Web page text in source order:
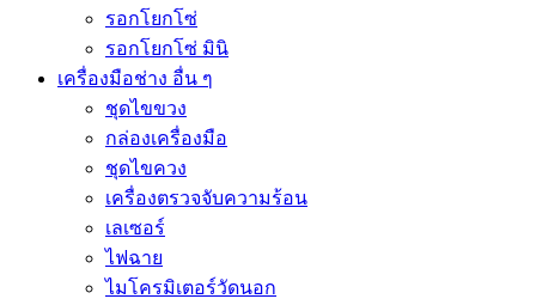
รอกโยกโซ่
รอกโยกโซ่ มินิ
เครื่องมือช่าง อื่น ๆ
ชุดไขขวง
กล่องเครื่องมือ
ชุดไขควง
เครื่องตรวจจับความร้อน
เลเซอร์
ไฟฉาย
ไมโครมิเตอร์วัดนอก